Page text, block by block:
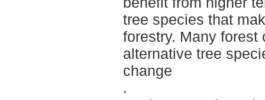
tree species that
forestry. Many forest
alternative tree
change
.